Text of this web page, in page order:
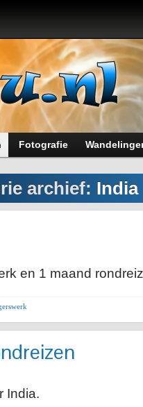
Fotografie
archief: India
en 1 maand
India.